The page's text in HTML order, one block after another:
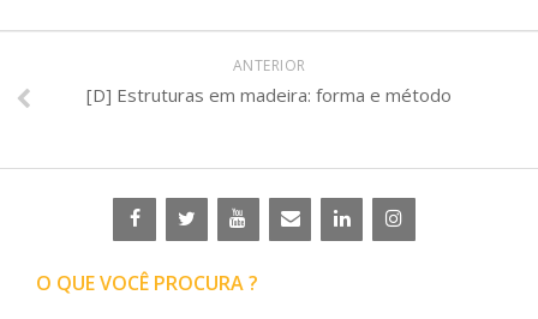
ANTERIOR
[D] Estruturas em madeira: forma e método
O QUE VOCÊ PROCURA ?